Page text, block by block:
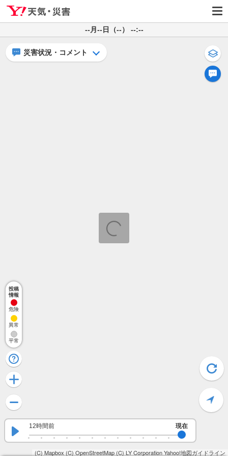
--月--日（--） --:--
(C) Mapbox (C) OpenStreetMap(C) LY CorporationYahoo!地図ガイドライン
災害状況・コメント
12時間前 現在
投稿
情報
危険
異常
平常